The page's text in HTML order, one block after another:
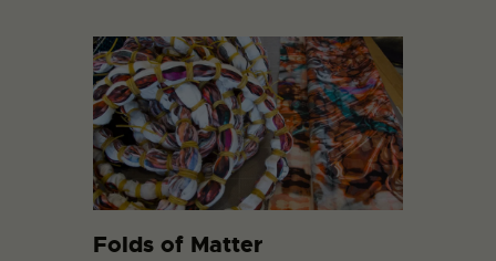
Folds of Matter